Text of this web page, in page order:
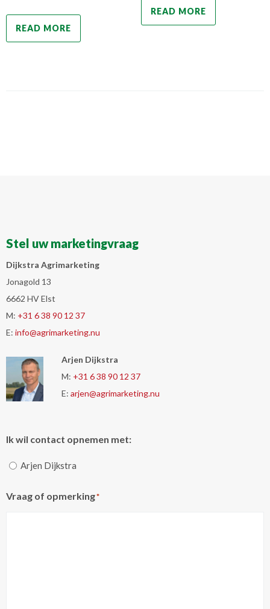
READ MORE
READ MORE
Stel uw marketingvraag
Dijkstra Agrimarketing
Jonagold 13
6662 HV Elst
M: +31 6 38 90 12 37
E: info@agrimarketing.nu
Arjen Dijkstra
M: +31 6 38 90 12 37
E: arjen@agrimarketing.nu
Ik wil contact opnemen met:
Arjen Dijkstra
Vraag of opmerking*